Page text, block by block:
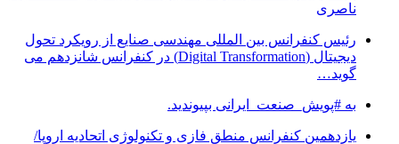
ناصری
رئیس کنفرانس بین المللی مهندسی صنایع از رویکرد تحول
دیجیتال (Digital Transformation) در کنفرانس شانزدهم می
گوید…
به #پویش_صنعت_ایرانی بپیوندید.
یازدهمین کنفرانس منطق فازی و تکنولوژی اتحادیه اروپا/